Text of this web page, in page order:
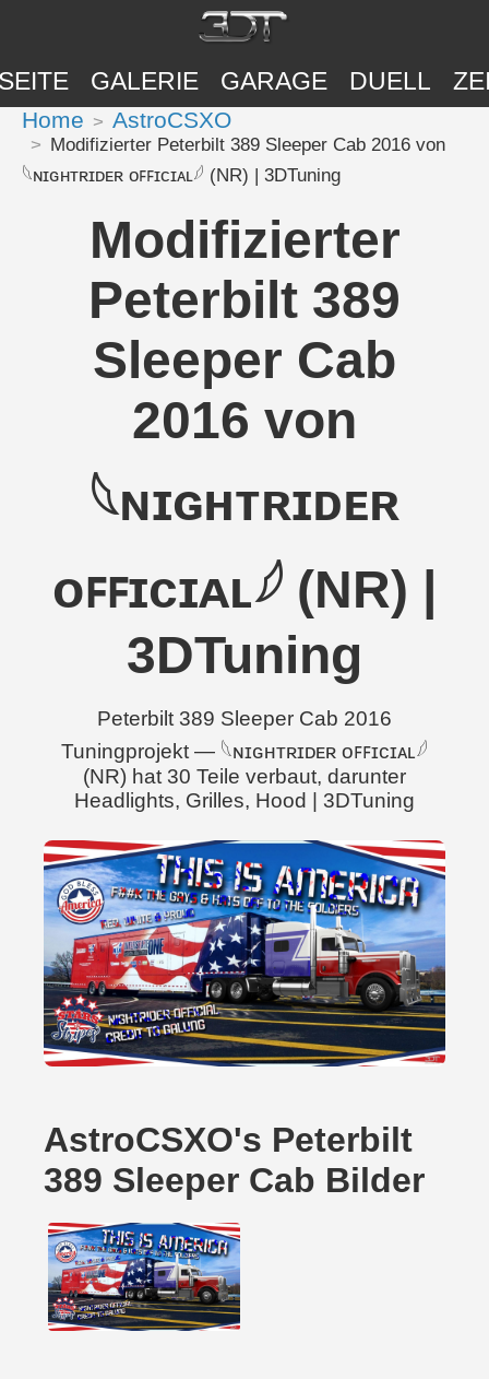
GALERIE GARAGE DUELL
Home AstroCSXO
Modifizierter Peterbilt 389 Sleeper Cab 2016 von
𓆩ɴɪɢʜᴛʀɪᴅᴇʀ ᴏꜰꜰɪᴄɪᴀʟ𓆪 (NR) | 3DTuning
Modifizierter
Peterbilt 389
Sleeper Cab
2016 von
𓆩ɴɪɢʜᴛʀɪᴅᴇʀ
ᴏꜰꜰɪᴄɪᴀʟ𓆪 (NR) |
3DTuning
Peterbilt 389 Sleeper Cab 2016
Tuningprojekt — 𓆩ɴɪɢʜᴛʀɪᴅᴇʀ ᴏꜰꜰɪᴄɪᴀʟ𓆪
(NR) hat 30 Teile verbaut, darunter
Headlights, Grilles, Hood | 3DTuning
AstroCSXO's Peterbilt
389 Sleeper Cab Bilder